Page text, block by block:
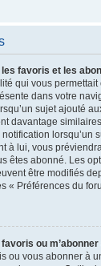
favoris et les
qui vous permettait
dans votre
sujet ajouté
davantage
lorsqu’un
à lui, vous
êtes abonné. Les
être modifiés
« Préférences du
ou
ou vous abonner à